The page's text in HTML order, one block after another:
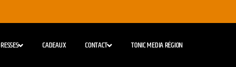
CADEAUX CONTACT TONIC MEDIA RÉGION